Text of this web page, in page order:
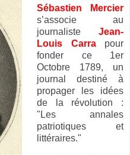
Sébastien Mercier
s’associe au
journaliste Jean-
Louis Carrapour
fonder ce 1er
Octobre 1789, un
journal destiné à
propager les idées
de la révolution :
"Les annales
patriotiques et
littéraires."